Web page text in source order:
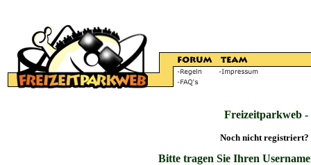
Freizeitparkweb
Noch nicht registriert?
Bitte tragen Sie Ihren